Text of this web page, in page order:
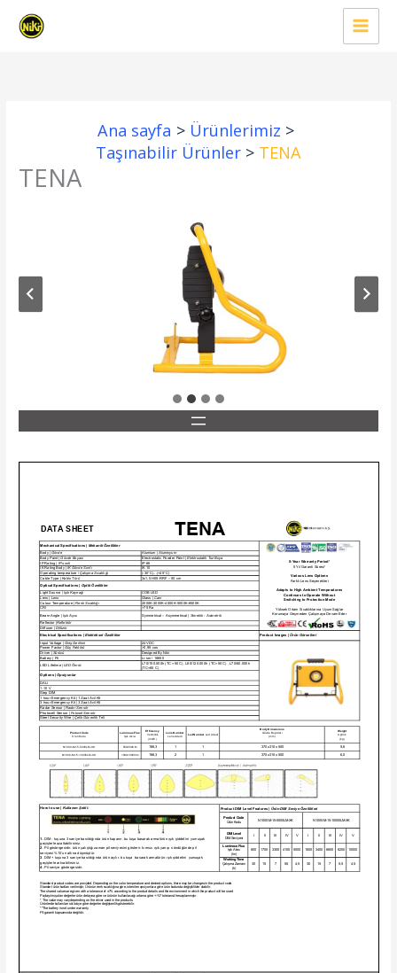
atla
Ana sayfa
Ürünlerimiz
Taşınabilir Ürünler
TENA
TENA